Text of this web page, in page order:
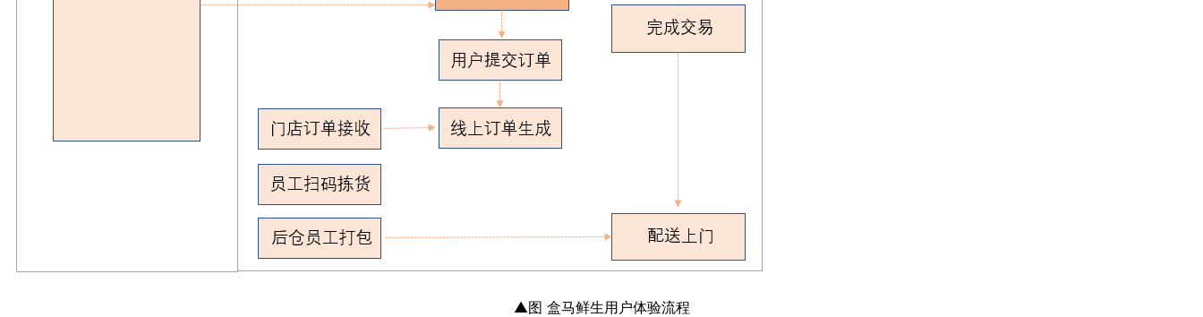
▲图 盒马鲜生用户体验流程